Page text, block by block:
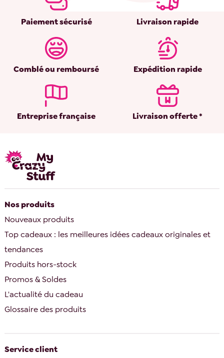
Paiement sécurisé Livraison rapide
Comblé ou remboursé Expédition rapide
Entreprise française Livraison offerte *
Nos produits
Nouveaux produits
Top cadeaux : les meilleures idées cadeaux originales et
tendances
Produits hors-stock
Promos & Soldes
L'actualité du cadeau
Glossaire des produits
Service client